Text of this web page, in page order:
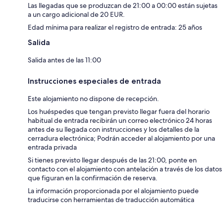
Las llegadas que se produzcan de 21:00 a 00:00 están sujetas
a un cargo adicional de 20 EUR.
Edad mínima para realizar el registro de entrada: 25 años
Salida
Salida antes de las 11:00
Instrucciones especiales de entrada
Este alojamiento no dispone de recepción.
Los huéspedes que tengan previsto llegar fuera del horario
habitual de entrada recibirán un correo electrónico 24 horas
antes de su llegada con instrucciones y los detalles de la
cerradura electrónica; Podrán acceder al alojamiento por una
entrada privada
Si tienes previsto llegar después de las 21:00, ponte en
contacto con el alojamiento con antelación a través de los datos
que figuran en la confirmación de reserva.
La información proporcionada por el alojamiento puede
traducirse con herramientas de traducción automática